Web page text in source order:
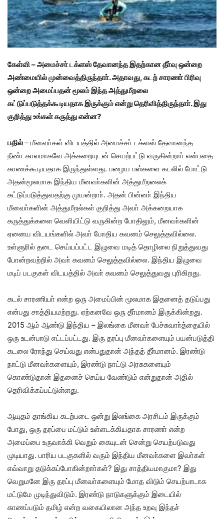
கேள்வி–அமைச்சா் டக்ளஸ் தேவானந்த இதற்கான தீா்வு ஒன்றை
அண்மையில் முன்வைத்திருந்தாா்.அதாவது,கடற் சாரணா் பிரிவு
ஒன்றை அமைப்பதன் மூலம் இந்த அத்துமீறலை
கட்டுப்படுத்தக்கூடியதாக இருக்கும் என்று தெரிவித்திருந்தாா்.இது
குறித்து உங்கள் கருத்து என்ன?
பதில்– மீனவா்கள் விடயத்தில் அமைச்சா் டக்ளஸ் தேவானந்த
நீண்டகாலமாகவே அக்கறையுடன் செயற்பட்டு வருகின்றாா் என்பதை
காணக்கூடியதாக இருந்துள்ளது. பழைய பஸ்களை கடலில் போட்டு
அதன்மூலமாக இந்திய மீனவா்களின் அத்துமீறலைக்
கட்டுப்படுத்துவதற்கு முயன்றாா். அதன் பின்னா் இந்திய
மீனவா்களின் அத்துமீறல்கள் குறித்து அவா் அக்கறையாக
கருத்துக்களை வெளியிட்டு வருகின்ற போதிலும், மீனவா்களின்
ஏனைய விடயங்களில் அவா் போதிய கவனம் செலுத்தவில்லை.
உள்ளுரில் தடை செய்யப்பட்ட இழுவை மடித் தொழிலை நிறுத்துவது
போன்றவற்றில் அவா் கவனம் செலுத்தவில்லை. இந்திய இழுவை
மடிப் படகுகள் விடயத்தில் அவா் கவனம் செலுத்துவது புரிகிறது.
கடல் சாரணியா் என்ற ஒரு அமைப்பின் மூலமாக இதனைத் தடுப்பது
என்பது சாத்தியமற்றது. ஏற்கனவே ஒரு தீா்மானம் இருக்கின்றது.
2015 ஆம் ஆண்டு இந்திய – இலங்கை மீனவா் பேச்சுவாா்த்தையில்
ஒரு உடன்பாடு எட்டப்பட்டது. இரு தரப்பு மீனவா்களையும் பயன்படுத்தி
கடலை ரோந்து செய்வது என்பதுதான் அந்தத் தீா்மானம். இரண்டு
நாட்டு மீனவா்களையும், இரண்டு நாட்டு அரசுகளையும்
கொண்டுதான் இதனைச் செய்ய வேண்டும் என்றுதான் அதில்
தெரிவிக்கப்பட்டுள்ளது.
ஆயுதம் தாங்கிய கடற்படை ஒன்று இலங்கை அரசிடம் இருக்கும்
போது, ஒரு தரப்பை மட்டும் உள்ளடக்கியதாக சாரணா் என்ற
அமைப்பை உருவாக்கி வெறும் கையுடன் சென்று செயற்படுவது
முடியாது. பாரிய படகுகளில் வரும் இந்திய மீனவா்களை இவா்கள்
எவ்வாறு தடுக்கப்போகின்றாா்கள்? இது சாத்தியமாகுமா? இது
வெறுமனே இரு தரப்பு மீனவா்களையும் மோத விடும் செயற்பாடாக
மட்டுமே முடிந்துவிடும். இரண்டு நாடுகளுக்கும் இடையில்
காணப்படும் தமிழ் என்ற வகையிலான அந்த உறவு இந்தச்